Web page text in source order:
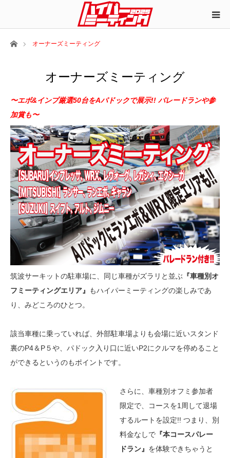
ホームオーナーズミーティング
オーナーズミーティング
〜エボ&インプ厳選50台をAパドックで展示!! パレードランや参
加賞も〜
筑波サーキットの駐車場に、同じ車種がズラリと並ぶ 『車種別オ
フミーティングエリア』
もハイパーミーティングの楽しみであ
り、みどころのひとつ。
該当車種に乗っていれば、外部駐車場よりも会場に近いスタンド
裏のP4＆P５や、パドック入り口に近いP2にクルマを停めること
ができるというのもポイントです。
さらに、車種別オフミ参加者
限定で、コースを1周して退場
するルートを設定!! つまり、別
料金なしで 『本コースパレー
ドラン』 を体験できちゃうと